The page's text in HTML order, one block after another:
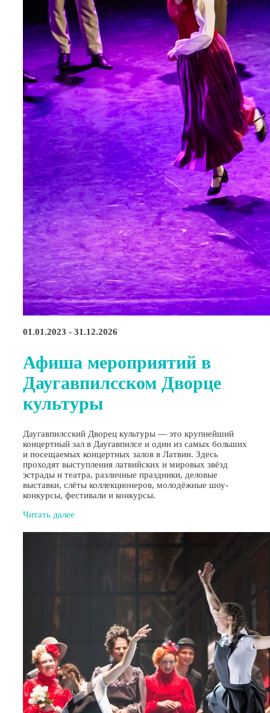
01.01.2023 - 31.12.2026
Афиша мероприятий в
Даугавпилсском Дворце
культуры
Даугавпилсский Дворец культуры — это крупнейший
концертный зал в Даугавпилсе и один из самых больших
и посещаемых концертных залов в Латвии. Здесь
проходят выступления латвийских и мировых звёзд
эстрады и театра, различные праздники, деловые
выставки, слёты коллекционеров, молодёжные шоу-
конкурсы, фестивали и конкурсы.
Читать далее